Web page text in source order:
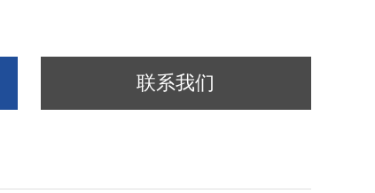
联系我们